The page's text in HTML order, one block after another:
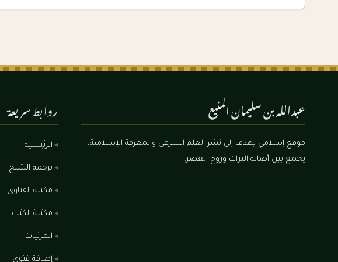
عبدالله بن سليمان المنيع
موقع إسلامي يهدف إلى نشر العلم الشرعي والمعرفة الإسلامية،
يجمع بين أصالة التراث وروح العصر.
روابط سريعة
الرئيسية
ترجمة الشيخ
مكتبة الفتاوى
مكتبة الكتب
المرئيات
إضافة فتوى